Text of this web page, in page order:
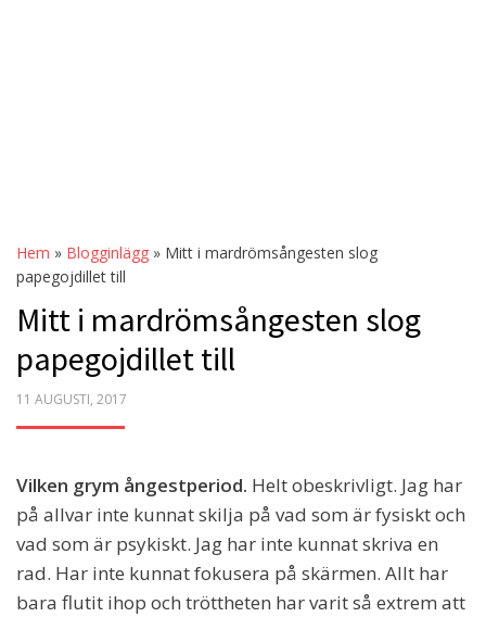
Hem » Blogginlägg » Mitt i mardrömsångesten slog
papegojdillet till
Mitt i mardrömsångesten slog
papegojdillet till
POSTED
11 AUGUSTI, 2017
Vilken grym ångestperiod. Helt obeskrivligt. Jag har
på allvar inte kunnat skilja på vad som är fysiskt och
vad som är psykiskt. Jag har inte kunnat skriva en
rad. Har inte kunnat fokusera på skärmen. Allt har
bara flutit ihop och tröttheten har varit så extrem att